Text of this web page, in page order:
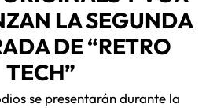
LA SEGUNDA
DE “RETRO
TECH”
se presentarán durante la